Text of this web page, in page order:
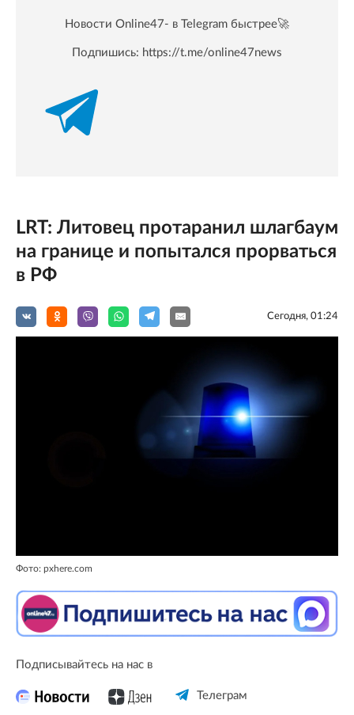
Новости Online47- в Telegram быстрее🚀
Подпишись: https://t.me/online47news
LRT: Литовец протаранил шлагбаум
на границе и попытался прорваться
в РФ
Сегодня, 01:24
Фото: pxhere.com
Подписывайтесь на нас в
Телеграм